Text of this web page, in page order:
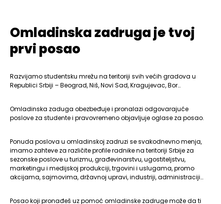
Omladinska zadruga je tvoj
prvi posao
Razvijamo studentsku mrežu na teritoriji svih većih gradova u
Republici Srbiji – Beograd, Niš, Novi Sad, Kragujevac, Bor…
Omladinska zaduga obezbeđuje i pronalazi odgovarajuće
poslove za studente i pravovremeno objavljuje oglase za posao.
Ponuda poslova u omladinskoj zadruzi se svakodnevno menja,
imamo zahteve za različite profile radnike na teritoriji Srbije za
sezonske poslove u turizmu, građevinarstvu, ugostiteljstvu,
marketingu i medijskoj produkciji, trgovini i uslugama, promo
akcijama, sajmovima, državnoj upravi, industriji, administraciji…
Posao koji pronađeš uz pomoć omladinske zadruge može da ti